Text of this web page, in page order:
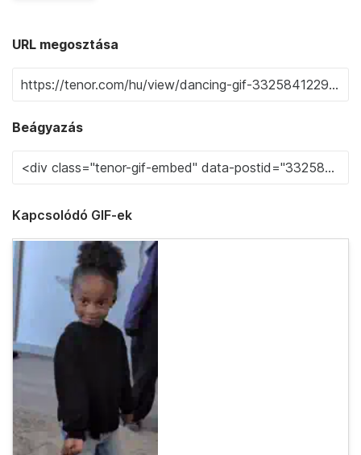
URL megosztása
Beágyazás
Kapcsolódó GIF-ek